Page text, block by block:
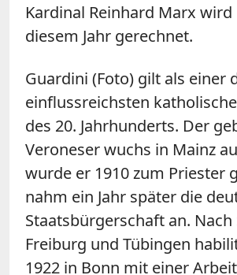
Kardinal Reinhard Marx wird
diesem Jahr gerechnet.
Guardini (Foto) gilt als einer
einflussreichsten
des 20. Jahrhunderts. Der
Veroneser wuchs in Mainz
wurde er 1910 zum Priester
nahm ein Jahr später die
Staatsbürgerschaft an. Nach
Freiburg und Tübingen
1922 in Bonn mit einer